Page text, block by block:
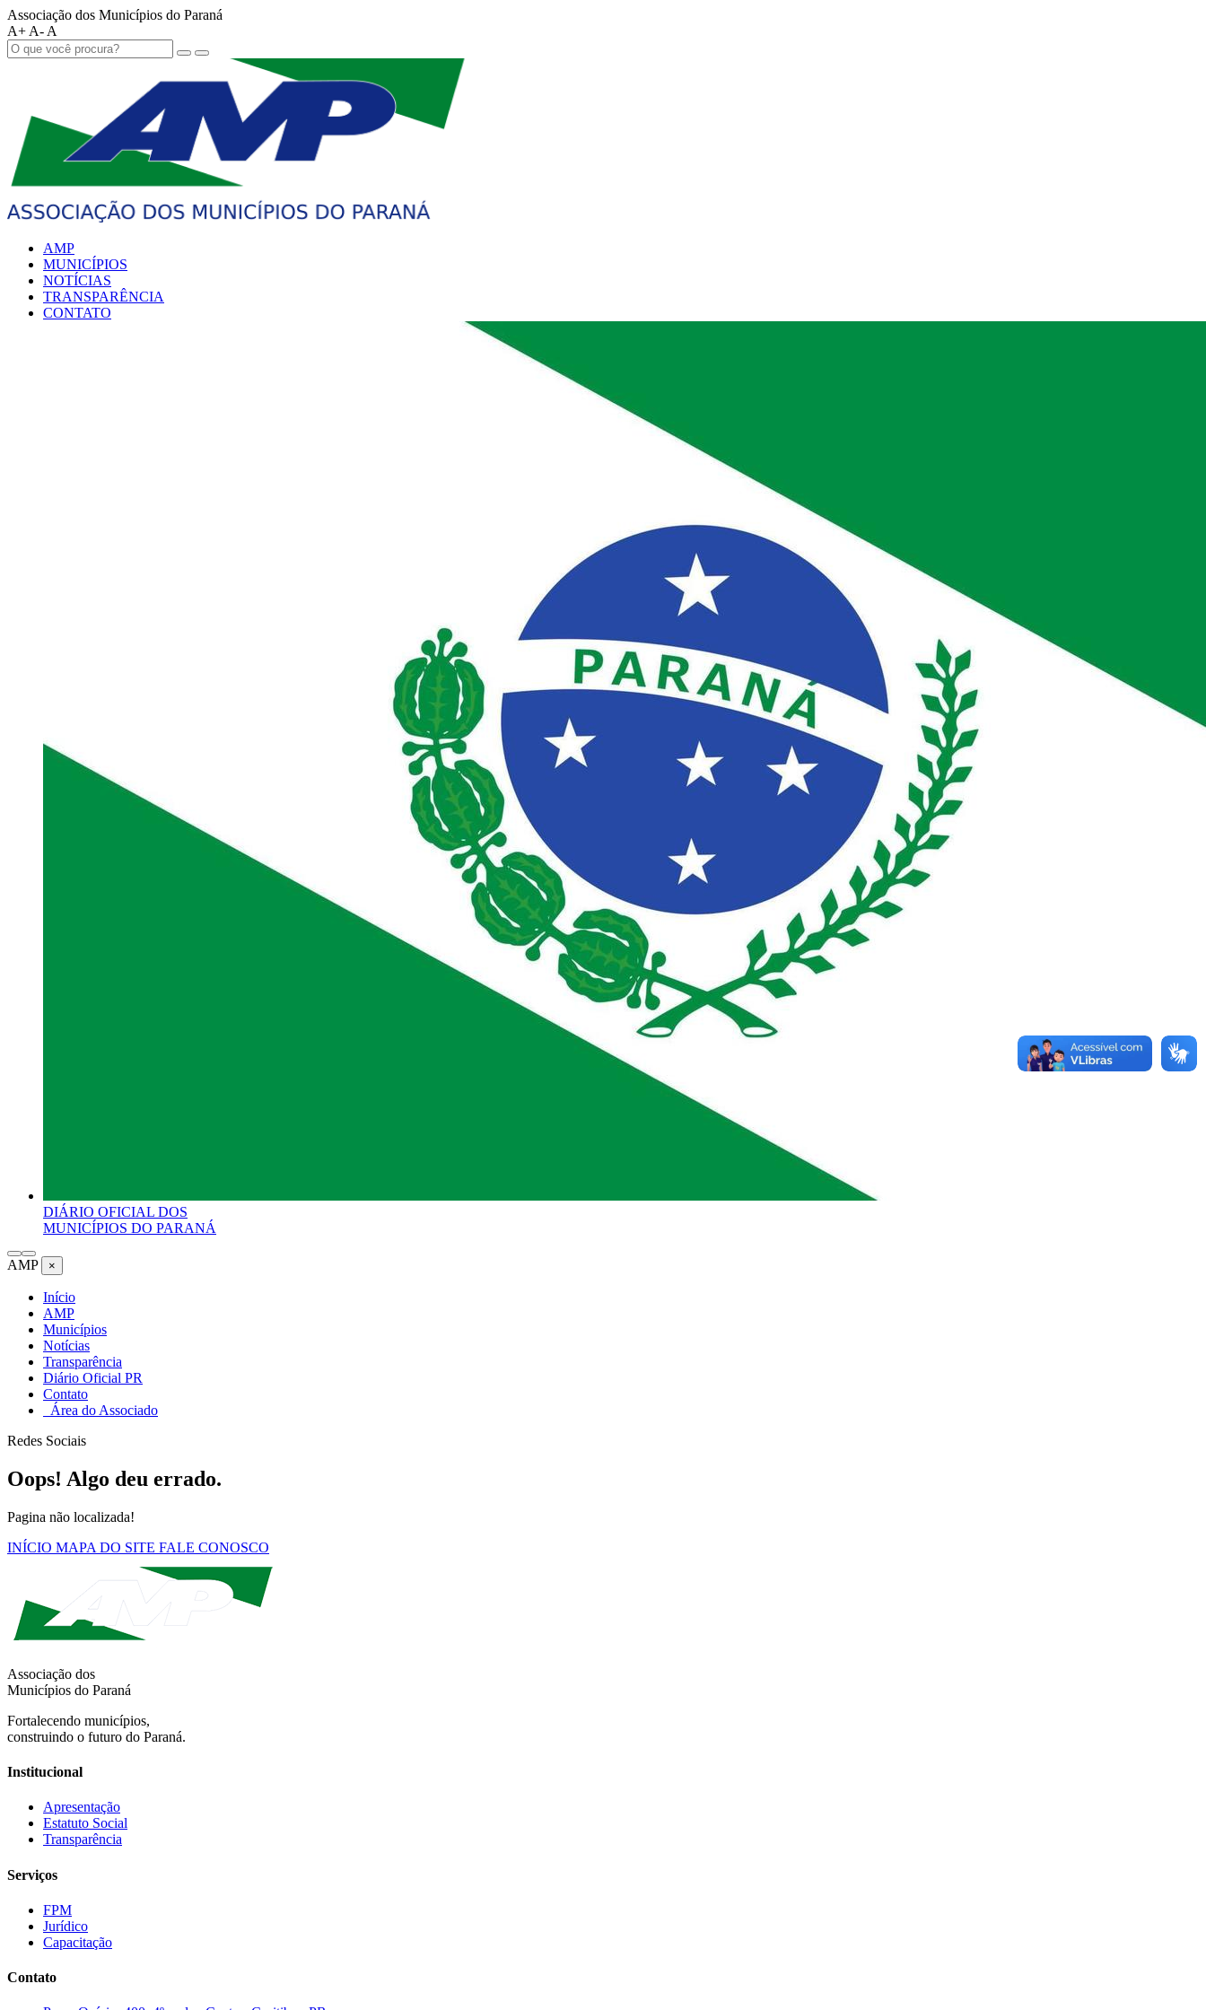
Associação dos Municípios do Paraná
A+ A- A
AMP
MUNICÍPIOS
NOTÍCIAS
TRANSPARÊNCIA
CONTATO
DIÁRIO OFICIAL DOS
MUNICÍPIOS DO PARANÁ
AMP ×
Início
AMP
Municípios
Notícias
Transparência
Diário Oficial PR
Contato
Área do Associado
Redes Sociais
Oops! Algo deu errado.
Pagina não localizada!
INÍCIO MAPA DO SITE FALE CONOSCO
Associação dos
Municípios do Paraná
Fortalecendo municípios,
construindo o futuro do Paraná.
Institucional
Apresentação
Estatuto Social
Transparência
Serviços
FPM
Jurídico
Capacitação
Contato